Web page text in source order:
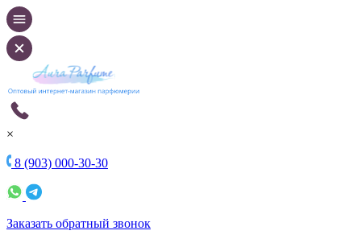
×
8 (903) 000-30-30
Заказать обратный звонок